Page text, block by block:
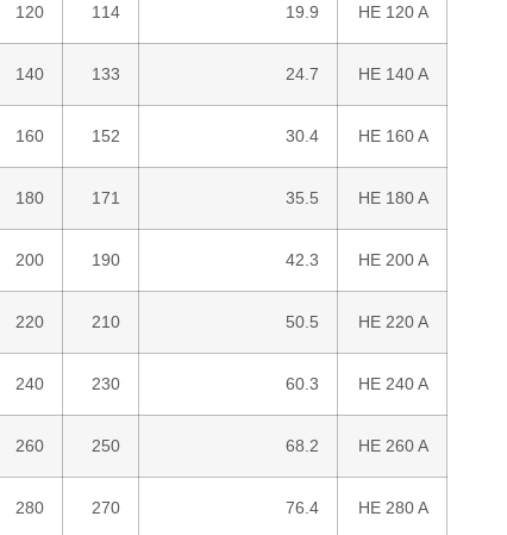
HE 120 A
19.9
114
120
HE 140 A
24.7
133
140
HE 160 A
30.4
152
160
HE 180 A
35.5
171
180
HE 200 A
42.3
190
200
HE 220 A
50.5
210
220
HE 240 A
60.3
230
240
HE 260 A
68.2
250
260
HE 280 A
76.4
270
280